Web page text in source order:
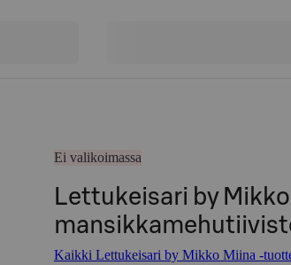
Ei valikoimassa
Lettukeisari by
Kaikki Lettukeisari by Mikko Miina -